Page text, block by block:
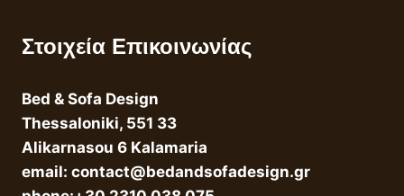
Στοιχεία Επικοινωνίας
Bed & Sofa Design
Thessaloniki, 551 33
Alikarnasou 6 Kalamaria
email: contact@bedandsofadesign.gr